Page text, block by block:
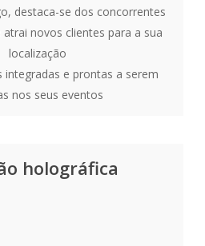
destaca-se dos concorrentes
novos clientes para a sua
localização
integradas e prontas a serem
nos seus eventos
holográfica